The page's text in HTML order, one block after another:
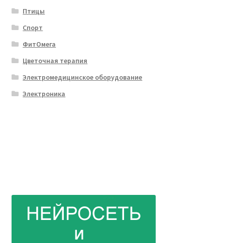
Птицы
Спорт
ФитОмега
Цветочная терапия
Электромедицинское оборудование
Электроника